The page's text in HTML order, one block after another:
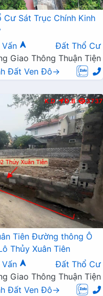
Cư Sát Trục Chính Kinh
Đất Thổ Cư
Giao Thông Thuận Tiện
Đất Ven Đô→
K.D Đ.B 3737
Tiên Đường thông Ô
Thủy Xuân Tiên
Đất Thổ Cư
Giao Thông Thuận Tiện
Đất Ven Đô→